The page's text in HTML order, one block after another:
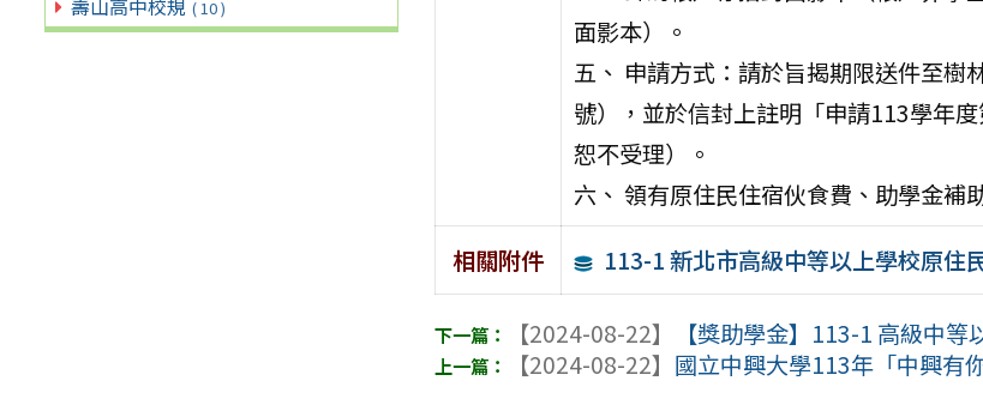
壽山高中校規 ( 10 )
面影本）。
五、 申請方式：請於旨揭期限送件至
號），並於信封上註明「申請113學年
恕不受理）。
六、 領有原住民住宿伙食費、助學金補
相關附件
113-1 新北市高級中等以上學校原住
【2024-08-22】
【獎助學金】113-1 高級中
【2024-08-22】 國立中興大學113年「中興有